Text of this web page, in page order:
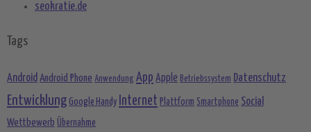
seokratie.de
Tags
Android Android Phone Anwendung App Apple Betriebssystem Datenschutz
Entwicklung Google Handy Internet Plattform Smartphone Social
Wettbewerb Übernahme